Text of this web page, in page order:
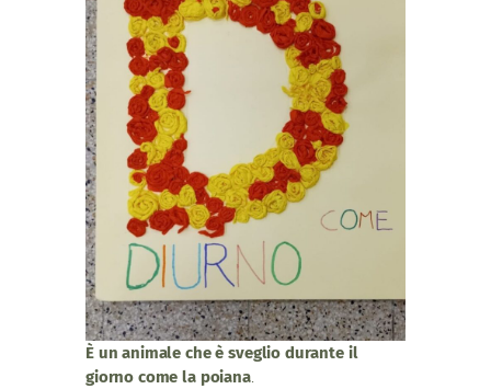
È un animale che è sveglio durante il
giorno come la poiana.